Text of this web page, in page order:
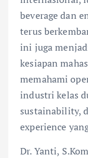
beverage dan
terus
ini juga
kesiapan
memahami
industri kelas
sustainability,
experience
Dr. Yanti,